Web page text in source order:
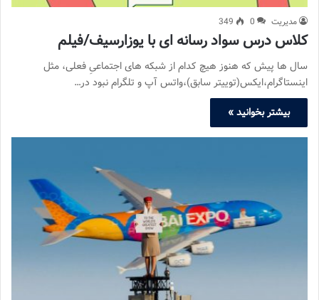
مدیریت 0
349
کلاس درس سواد رسانه ای با یوزارسیف/فیلم
سال ها پیش که هنوز هیچ کدام از شبکه های اجتماعیِ فعلی، مثل
اینستاگرام،ایکس(توییتر سابق)،واتس آپ و تلگرام نبود در…
بیشتر بخوانید »